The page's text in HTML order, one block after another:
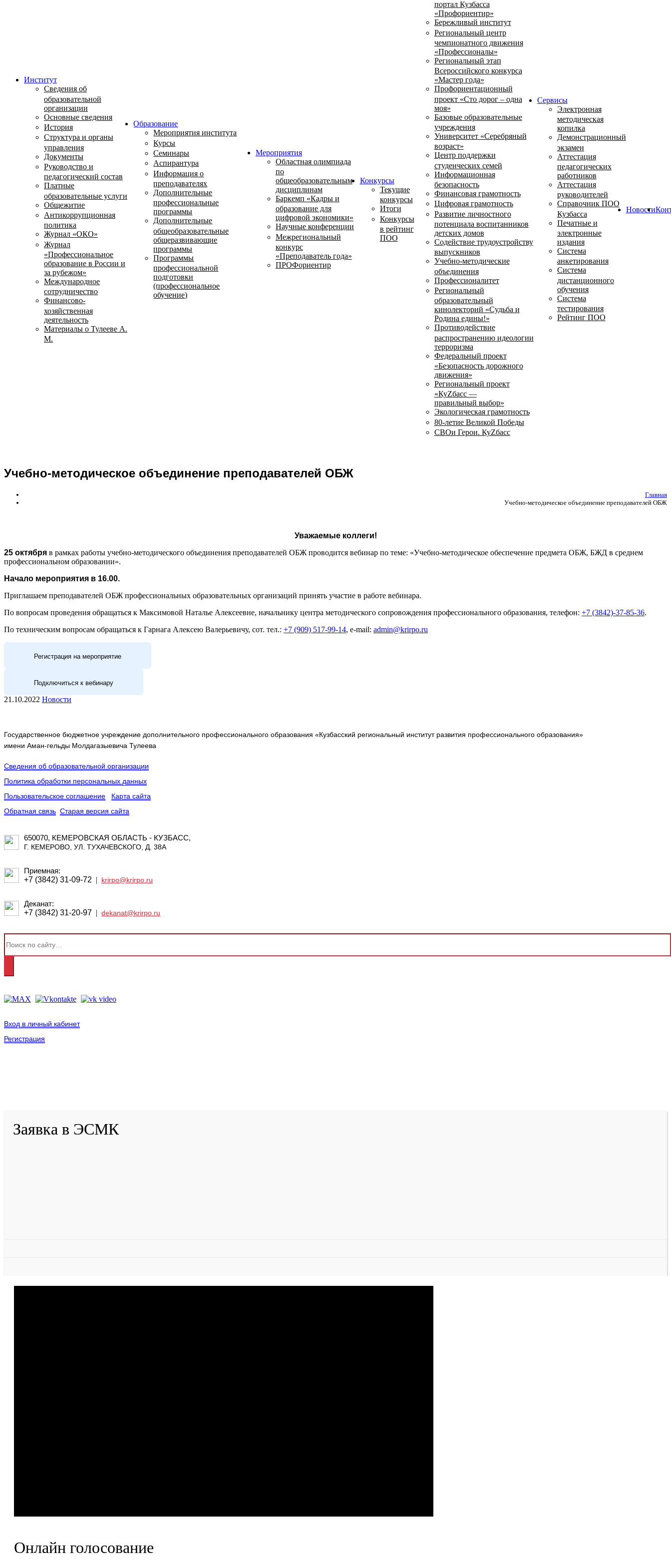
Институт
Сведения об
образовательной
организации
Основные сведения
История
Структура и органы
управления
Документы
Руководство и
педагогический состав
Платные
образовательные услуги
Общежитие
Антикоррупционная
политика
Журнал «ОКО»
Журнал
«Профессиональное
образование в России и
за рубежом»
Международное
сотрудничество
Финансово-
хозяйственная
деятельность
Материалы о Тулееве А.
М.
Образование
Мероприятия института
Курсы
Семинары
Аспирантура
Информация о
преподавателях
Дополнительные
профессиональные
программы
Дополнительные
общеобразовательные
общеразвивающие
программы
Программы
профессиональной
подготовки
(профессиональное
обучение)
Мероприятия
Областная олимпиада
по
общеобразовательным
дисциплинам
Баркемп «Кадры и
образование для
цифровой экономики»
Научные конференции
Межрегиональный
конкурс
«Преподаватель года»
ПРОФориентир
Конкурсы
Текущие
конкурсы
Итоги
Конкурсы
в рейтинг
ПОО
портал Кузбасса
«Профориентир»
Бережливый институт
Региональный центр
чемпионатного движения
«Профессионалы»
Региональный этап
Всероссийского конкурса
«Мастер года»
Профориентационный
проект «Сто дорог – одна
моя»
Базовые образовательные
учреждения
Университет «Серебряный
возраст»
Центр поддержки
студенческих семей
Информационная
безопасность
Финансовая грамотность
Цифровая грамотность
Развитие личностного
потенциала воспитанников
детских домов
Содействие трудоустройству
выпускников
Учебно-методические
объединения
Профессионалитет
Региональный
образовательный
кинолекторий «Судьба и
Родина едины!»
Противодействие
распространению идеологии
терроризма
Федеральный проект
«Безопасность дорожного
движения»
Региональный проект
«КуZбасс —
правильный выбор»
Экологическая грамотность
80-летие Великой Победы
СВОи Герои. КуZбасс
Сервисы
Электронная
методическая
копилка
Демонстрационный
экзамен
Аттестация
педагогических
работников
Аттестация
руководителей
Справочник ПОО
Кузбасса
Печатные и
электронные
издания
Система
анкетирования
Система
дистанционного
обучения
Система
тестирования
Рейтинг ПОО
Новости
Учебно-методическое объединение преподавателей ОБЖ
Главная
Учебно-методическое объединение преподавателей ОБЖ
Уважаемые коллеги!
25 октября в рамках работы учебно-методического объединения преподавателей ОБЖ проводится вебинар по теме: «Учебно-методическое обеспечение предмета ОБЖ, БЖД в среднем
профессиональном образовании».
Начало мероприятия в 16.00.
Приглашаем преподавателей ОБЖ профессиональных образовательных организаций принять участие в работе вебинара.
По вопросам проведения обращаться к Максимовой Наталье Алексеевне, начальнику центра методического сопровождения профессионального образования, телефон: +7 (3842)-37-85-36.
По техническим вопросам обращаться к Гарнага Алексею Валерьевичу, сот. тел.: +7 (909) 517-99-14, e-mail: admin@krirpo.ru
Регистрация на мероприятие
Подключиться к вебинару
21.10.2022 Новости
Государственное бюджетное учреждение дополнительного профессионального образования «Кузбасский региональный институт развития профессионального образования»
имени Аман-гельды Молдагазыевича Тулеева
Сведения об образовательной организации
Политика обработки персональных данных
Пользовательское соглашение
Карта сайта
Обратная связь Старая версия сайта
650070, КЕМЕРОВСКАЯ ОБЛАСТЬ - КУЗБАСС,
Г. КЕМЕРОВО, УЛ. ТУХАЧЕВСКОГО, Д. 38А
Приемная:
+7 (3842) 31-09-72 | krirpo@krirpo.ru
Деканат:
+7 (3842) 31-20-97 | dekanat@krirpo.ru
Вход в личный кабинет
Регистрация
Заявка в ЭСМК
Онлайн голосование